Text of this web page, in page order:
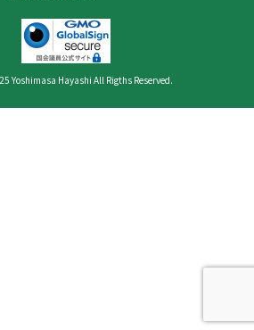
Yoshimasa Hayashi All Rigths Reserved.